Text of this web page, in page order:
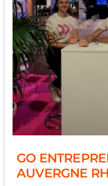
GO
AUVERGNE